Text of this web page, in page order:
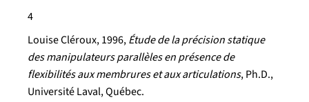
4
Louise Cléroux, 1996,Étude de la précision statique
des manipulateurs parallèles en présence de
flexibilités aux membrures et aux articulations, Ph.D.,
Université Laval, Québec.